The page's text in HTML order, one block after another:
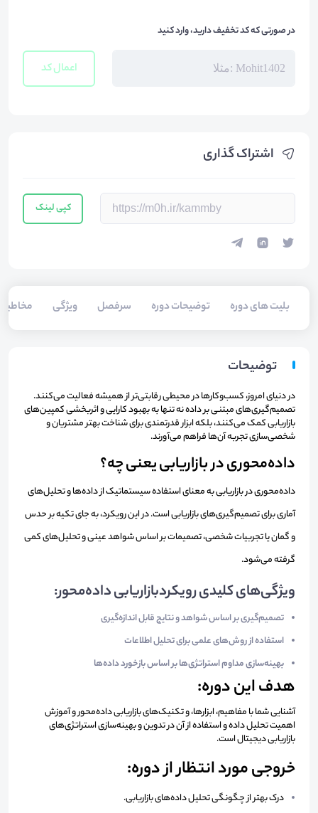
اشتراک گذاری
کپی لینک
بلیت های دوره توضیحات دوره سرفصل ویژگی
در صورتی که کد تخفیف دارید، وارد کنید
اعمال کد
توضیحات
در دنیای امروز، کسب‌وکارها در محیطی رقابتی‌تر از همیشه فعالیت می‌کنند.
تصمیم‌گیری‌های مبتنی بر داده نه تنها به بهبود کارایی و اثربخشی کمپین‌های
بازاریابی کمک می‌کنند، بلکه ابزار قدرتمندی برای شناخت بهتر مشتریان و
شخصی‌سازی تجربه آن‌ها فراهم می‌آورند.
داده‌محوری در بازاریابی یعنی چه؟
داده‌محوری در بازاریابی به معنای استفاده سیستماتیک از داده‌ها و تحلیل‌های
آماری برای تصمیم‌گیری‌های بازاریابی است. در این رویکرد، به جای تکیه بر حدس
و گمان یا تجربیات شخصی، تصمیمات بر اساس شواهد عینی و تحلیل‌های کمی
گرفته می‌شود.
ویژگی‌های کلیدی رویکردبازاریابی داده‌محور:
تصمیم‌گیری بر اساس شواهد و نتایج قابل اندازه‌گیری
استفاده از روش‌های علمی برای تحلیل اطلاعات
بهینه‌سازی مداوم استراتژی‌ها بر اساس بازخورد داده‌ها
هدف این دوره:
آشنایی شما با مفاهیم، ابزارها، و تکنیک‌های بازاریابی داده‌محور و آموزش
اهمیت تحلیل داده و استفاده از آن در تدوین و بهینه‌سازی استراتژی‌های
بازاریابی دیجیتال است.
خروجی‌ مورد انتظار از دوره:
درک بهتر از چگونگی تحلیل داده‌های بازاریابی.